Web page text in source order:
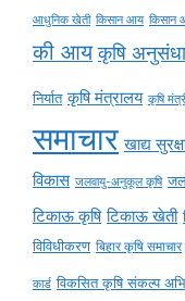
आधुनिक खेती किसान आय किसान
की आय कृषि
निर्यात कृषि मंत्रालय कृषि
समाचार खाद्य
विकास जलवायु-अनुकूल कृषि
टिकाऊ कृषि टिकाऊ खेती
विविधीकरण बिहार कृषि समाचार
कार्ड विकसित कृषि संकल्प